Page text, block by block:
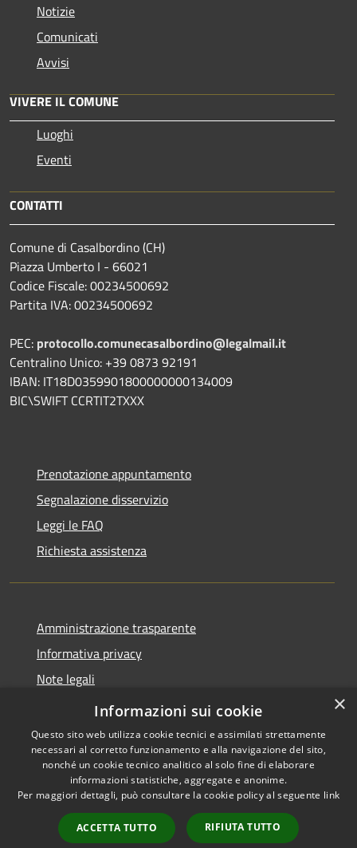
Notizie
Comunicati
Avvisi
VIVERE IL COMUNE
Luoghi
Eventi
CONTATTI
Comune di Casalbordino (CH)
Piazza Umberto I - 66021
Codice Fiscale: 00234500692
Partita IVA: 00234500692
PEC: protocollo.comunecasalbordino@legalmail.it
Centralino Unico: +39 0873 92191
IBAN: IT18D0359901800000000134009
BIC\SWIFT CCRTIT2TXXX
Prenotazione appuntamento
Segnalazione disservizio
Leggi le FAQ
Richiesta assistenza
Amministrazione trasparente
Informativa privacy
Note legali
Dichiarazione di accessibilità
Accessibilità
Copyright © 2026 • Comune di
Casalbordino • Powered by
Municipium•
Accesso
redazione
×
Informazioni sui cookie
Questo sito web utilizza cookie tecnici e assimilati strettamente
necessari al corretto funzionamento e alla navigazione del sito,
nonché un cookie tecnico analitico al solo fine di elaborare
informazioni statistiche, aggregate e anonime.
Per maggiori dettagli, può consultare la cookie policy al seguente link
ACCETTA TUTTO RIFIUTA TUTTO